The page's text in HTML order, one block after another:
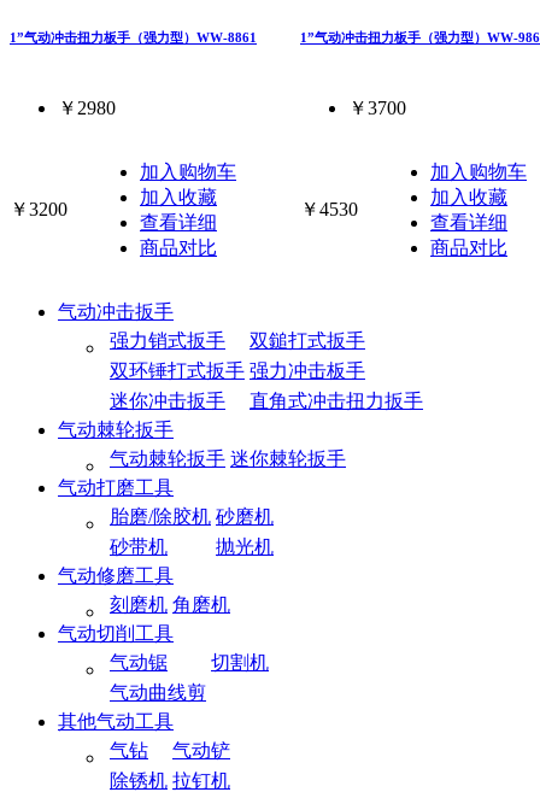
1”气动冲击扭力板手（强力型）WW-8861
￥2980
￥3200
加入购物车
加入收藏
查看详细
商品对比
1”气动冲击扭力板手（强力型）WW-
￥3700
￥4530
加入购物车
加入收藏
查看详细
商品对比
气动冲击扳手
强力销式扳手
双鎚打式扳手
双环锤打式扳手 强力冲击板手
迷你冲击扳手
直角式冲击扭力扳手
气动棘轮扳手
气动棘轮扳手 迷你棘轮扳手
气动打磨工具
胎磨/除胶机 砂磨机
砂带机
抛光机
气动修磨工具
刻磨机 角磨机
气动切削工具
气动锯
切割机
气动曲线剪
其他气动工具
气钻
气动铲
除锈机 拉钉机